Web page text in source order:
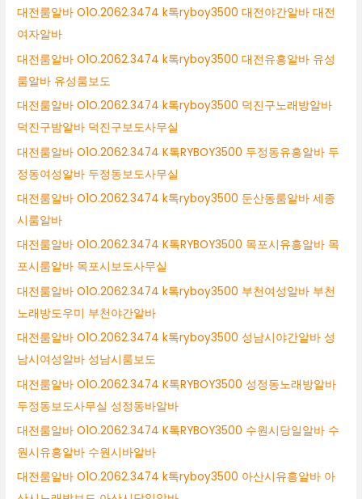
대전룸알바 O1O.2062.3474 k톡ryboy3500 대전야간알바 대전
여자알바
대전룸알바 O1O.2062.3474 k톡ryboy3500 대전유흥알바 유성
룸알바 유성룸보도
대전룸알바 O1O.2062.3474 k톡ryboy3500 덕진구노래방알바
덕진구밤알바 덕진구보도사무실
대전룸알바 O1O.2062.3474 K톡RYBOY3500 두정동유흥알바 두
정동여성알바 두정동보도사무실
대전룸알바 O1O.2062.3474 k톡ryboy3500 둔산동룸알바 세종
시룸알바
대전룸알바 O1O.2062.3474 K톡RYBOY3500 목포시유흥알바 목
포시룸알바 목포시보도사무실
대전룸알바 O1O.2062.3474 k톡ryboy3500 부천여성알바 부천
노래방도우미 부천야간알바
대전룸알바 O1O.2062.3474 k톡ryboy3500 성남시야간알바 성
남시여성알바 성남시룸보도
대전룸알바 O1O.2062.3474 K톡RYBOY3500 성정동노래방알바
두정동보도사무실 성정동바알바
대전룸알바 O1O.2062.3474 K톡RYBOY3500 수원시당일알바 수
원시유흥알바 수원시바알바
대전룸알바 O1O.2062.3474 k톡ryboy3500 아산시유흥알바 아